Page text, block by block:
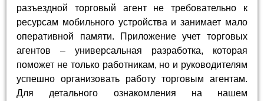
разъездной торговый агент не требовательно к
ресурсам мобильного устройства и занимает мало
оперативной памяти. Приложение учет торговых
агентов – универсальная разработка, которая
поможет не только работникам, но и руководителям
успешно организовать работу торговым агентам.
Для детального ознакомления на нашем